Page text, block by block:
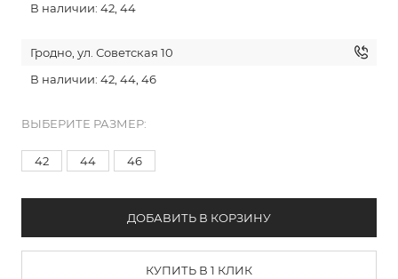
В наличии: 42, 44
Гродно, ул. Советская 10
В наличии: 42, 44, 46
ВЫБЕРИТЕ РАЗМЕР:
42 44 46
ДОБАВИТЬ В КОРЗИНУ
КУПИТЬ В 1 КЛИК